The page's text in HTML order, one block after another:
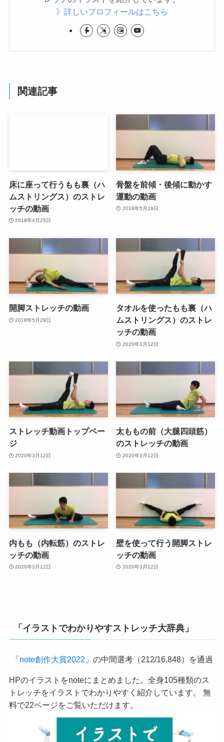
》詳しいプロフィールはこちら
関連記事
床に座って行うもも裏（ハ
ムストリングス）のストレ
ッチの動画
2018年4月25日
骨盤を前傾・後傾に動かす
運動の動画
2018年5月18日
開脚ストレッチの動画
2018年5月29日
タオルを使ったもも裏（ハ
ムストリングス）のストレ
ッチの動画
2020年3月12日
ストレッチ動画トップペー
ジ
2020年3月12日
太ももの前（大腿四頭筋）
のストレッチの動画
2020年3月12日
内もも（内転筋）のストレ
ッチの動画
2020年3月12日
壁を使って行う開脚ストレ
ッチの動画
2020年3月12日
「イラストでわかりやすストレッチ大辞典」
「note創作大賞2022 」の中間選考（212/16,848）を通過
HPのイラストをnoteにまとめました。全身105種類のス
トレッチをイラストでわかりやすく紹介しています。 無
料で22ページをご覧いただけます。